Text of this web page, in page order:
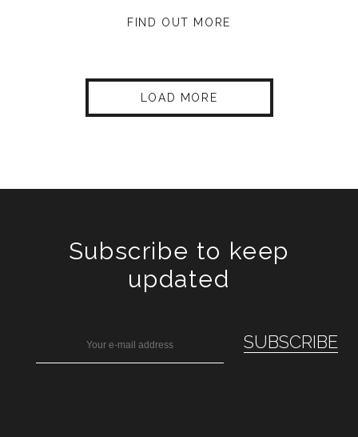
FIND OUT MORE
LOAD MORE
Subscribe to keep
updated